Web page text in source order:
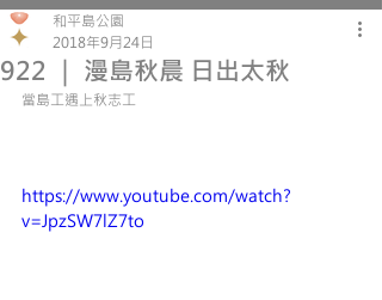
922 ｜ 漫島秋晨 日出太秋
和平島公園
2018年9月24日
當島工遇上秋志工
https://www.youtube.com/watch?
v=JpzSW7lZ7to